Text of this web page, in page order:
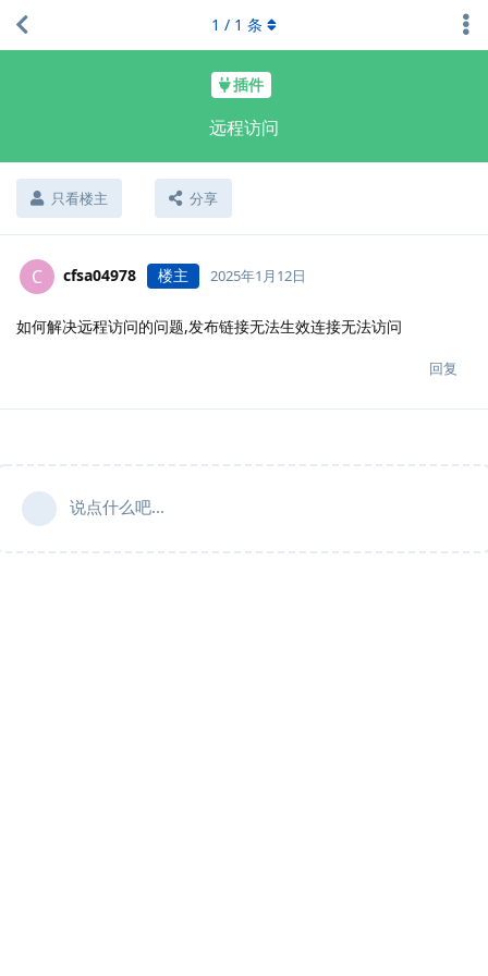
插件
远程访问
只看楼主 分享
1 / 1 条
C cfsa04978 楼主 2025年1月12日
如何解决远程访问的问题,发布链接无法生效连接无法访问
回复
说点什么吧...